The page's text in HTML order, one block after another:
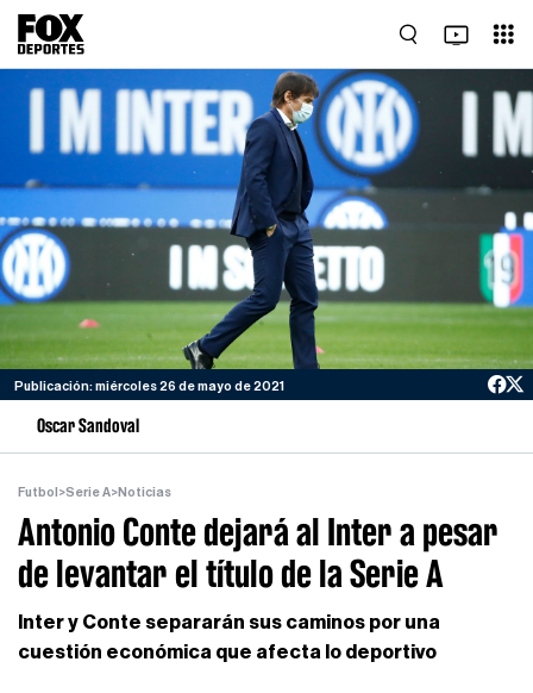
Publicación: miércoles 26 de mayo de 2021
Oscar Sandoval
Futbol >Serie A>Noticias
Antonio Conte dejará al Inter a pesar
de levantar el título de la Serie A
Inter y Conte separarán sus caminos por una
cuestión económica que afecta lo deportivo